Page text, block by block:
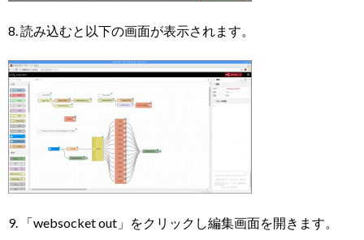
8. 読み込むと以下の画面が表示されます。
9. 「websocket out」をクリックし編集画面を開きます。